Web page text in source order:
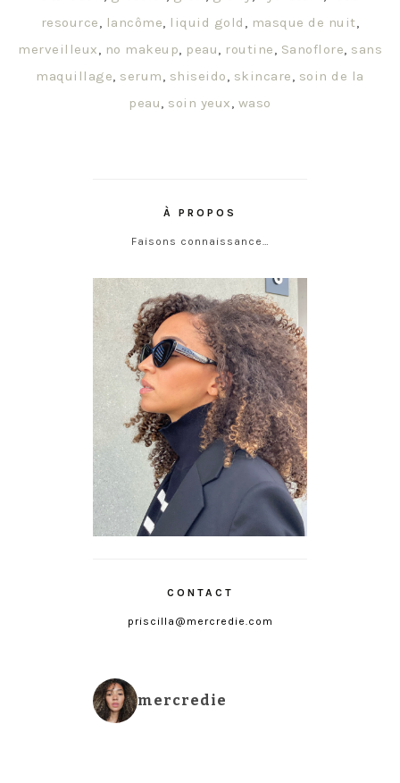
resource, lancôme, liquid gold , masque de nuit,
merveilleux, no makeup, peau, routine, Sanoflore, sans
maquillage, serum, shiseido, skincare, soin de la
peau, soin yeux, waso
À PROPOS
Faisons connaissance…
CONTACT
priscilla@mercredie.com
mercredie